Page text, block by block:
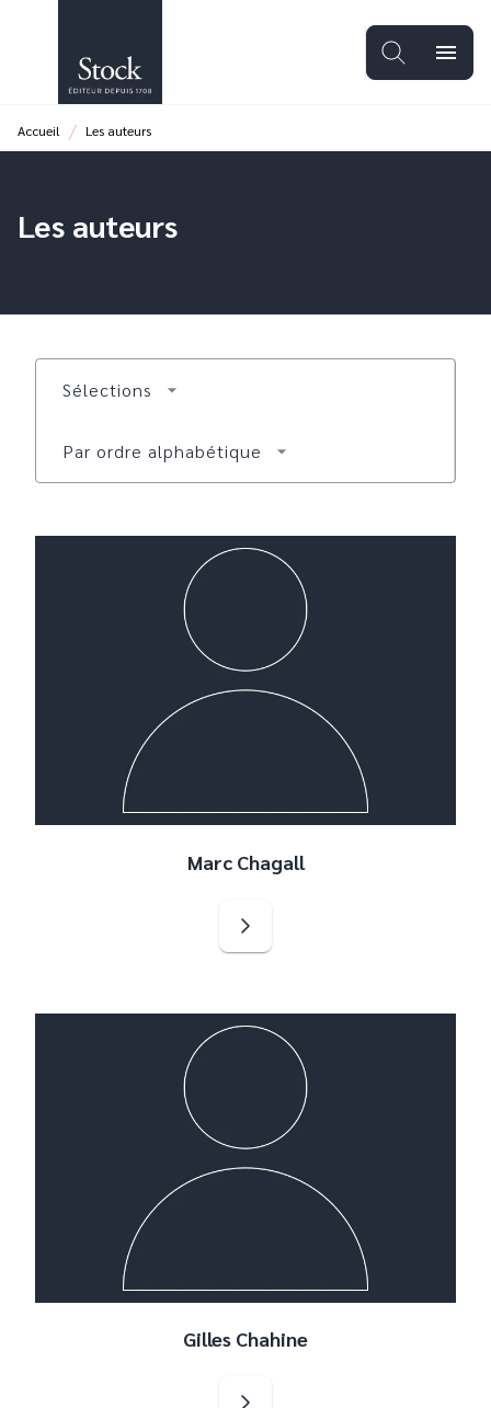
PIED DE PAGE
menu
Accueil / Les auteurs
Les auteurs
Sélections arrow_drop_down
Par ordre alphabétique arrow_drop_down
Marc Chagall
Gilles Chahine